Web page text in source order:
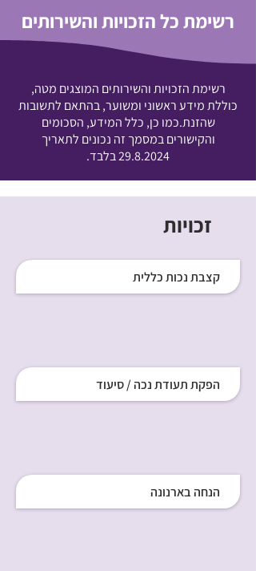
רשימת כל הזכויות והשירותים
רשימת הזכויות והשירותים המוצגים מטה,
כוללת מידע ראשוני ומשוער, בהתאם לתשובות
שהזנת.כמו כן, כלל המידע, הסכומים
והקישורים במסמך זה נכונים לתאריך
29.8.2024בלבד.
זכויות
קצבת נכות כללית
הפקת תעודת נכה / סיעוד
הנחה בארנונה